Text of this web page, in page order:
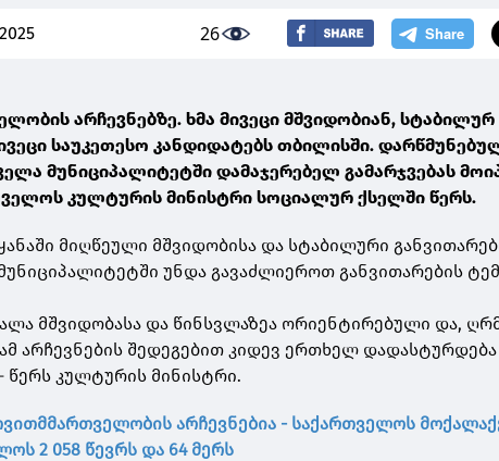
26
არჩევნებზე. ხმა მივეცი მშვიდობიან, სტაბილურ
საუკეთესო კანდიდატებს თბილისში.
მუნიციპალიტეტში დამაჯერებელ გამარჯვებას
კულტურის მინისტრი სოციალურ ქსელში წერს.
მიღწეული მშვიდობისა და სტაბილური
უნდა გავაძლიეროთ განვითარების
მშვიდობასა და წინსვლაზეა ორიენტირებული და,
არჩევნების შედეგებით კიდევ ერთხელ დადასტურდება
წერს კულტურის მინისტრი.
არჩევნებია - საქართველოს
2 058 წევრს და 64 მერს